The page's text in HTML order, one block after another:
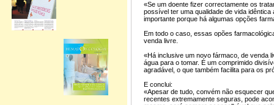
«Se um doente fizer correctamente os
possível ter uma qualidade de vida
importante porque há algumas opções
Em todo o caso, essas opões
venda livre.
«Há inclusive um novo fármaco, de venda
água para o tomar. É um comprimido
agradável, o que também facilita para os
E conclui:
«Apesar de tudo, convém não esquecer
recentes extremamente seguras, pode